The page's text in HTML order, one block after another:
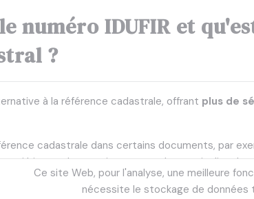
numéro IDUFIR et
?
à la référence cadastrale, offrant plus de
cadastrale dans certains documents, par
bien par les notaires que par les particuliers
Ce site Web, pour l'analyse, une meilleure
nécessite le stockage de données